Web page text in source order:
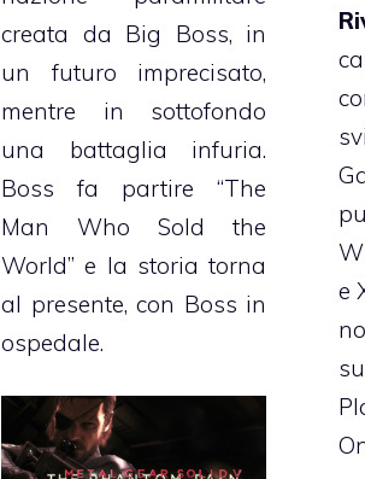
creata da Big Boss, in
un futuro imprecisato,
mentre in sottofondo
una battaglia infuria.
Boss fa partire “The
Man Who Sold the
World” e la storia torna
al presente, con Boss in
ospedale.
e